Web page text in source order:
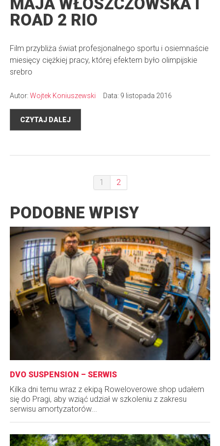
ROAD 2 RIO
Film przybliża świat profesjonalnego sportu i osiemnaście
miesięcy ciężkiej pracy, której efektem było olimpijskie
srebro
Autor: Wojtek Koniuszewski Data: 9 listopada 2016
CZYTAJ DALEJ
1 2
PODOBNE WPISY
DVO SUSPENSION – SERWIS
Kilka dni temu wraz z ekipą Roweloverowe.shop udałem
się do Pragi, aby wziąć udział w szkoleniu z zakresu
serwisu amortyzatorów...